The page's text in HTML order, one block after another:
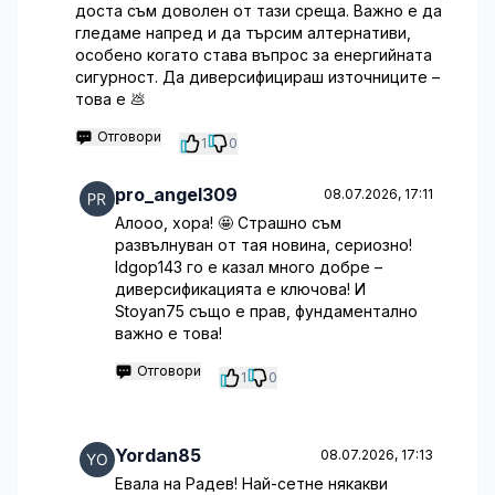
доста съм доволен от тази среща. Важно е да
гледаме напред и да търсим алтернативи,
особено когато става въпрос за енергийната
сигурност. Да диверсифицираш източниците –
това е 💩
Отговори 1 0
pro_angel309 08.07.2026, 17:11
Алооо, хора! 🤩 Страшно съм
развълнуван от тая новина, сериозно!
ldgop143 го е казал много добре –
диверсификацията е ключова! И
Stoyan75 също е прав, фундаментално
важно е това!
Отговори 1 0
Yordan85 08.07.2026, 17:13
Евала на Радев! Най-сетне някакви